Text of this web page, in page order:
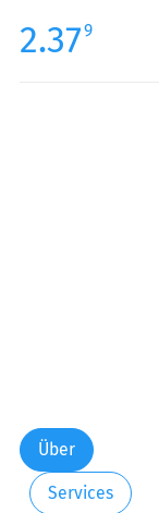
2.379
Über
Services